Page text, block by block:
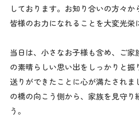
しております。お知り合いの方々か
皆様のお力になれることを大変光栄
当日は、小さなお子様も含め、ご家
の素晴らしい思い出をしっかりと振
送りができたことに心が満たされま
の橋の向こう側から、家族を見守り
う。